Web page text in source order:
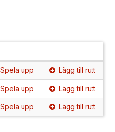
Spela upp Lägg till rutt
Spela upp Lägg till rutt
Spela upp Lägg till rutt